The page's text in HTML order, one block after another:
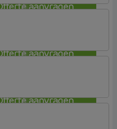
aanvragen
aanvragen
aanvragen